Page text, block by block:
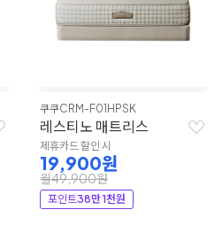
쿠쿠CRM-F01HPSK
레스티노 매트리스
제휴카드 할인 시
19,900원
월49,900원
포인트38만 1천원